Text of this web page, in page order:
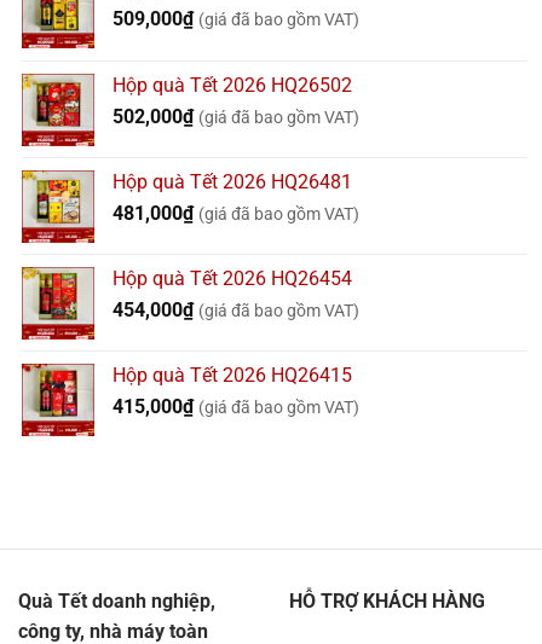
509,000₫ (giá đã bao gồm VAT)
Hộp quà Tết 2026 HQ26502
502,000₫ (giá đã bao gồm VAT)
Hộp quà Tết 2026 HQ26481
481,000₫ (giá đã bao gồm VAT)
Hộp quà Tết 2026 HQ26454
454,000₫ (giá đã bao gồm VAT)
Hộp quà Tết 2026 HQ26415
415,000₫ (giá đã bao gồm VAT)
Quà Tết doanh nghiệp,
công ty, nhà máy toàn
HỖ TRỢ KHÁCH HÀNG